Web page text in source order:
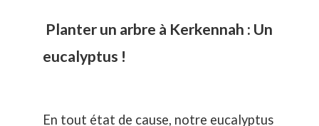
Planter un arbre à Kerkennah : Un
eucalyptus !
En tout état de cause, notre eucalyptus